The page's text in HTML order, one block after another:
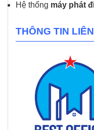
Hệ thống máy phát
THÔNG TIN